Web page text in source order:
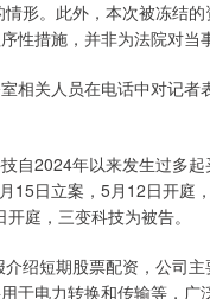
形。此外，本次被冻结
性措施，并非为法院对当
相关人员在电话中对记
自2024年以来发生过多
15日立案，5月12日开庭
庭，三变科技为被告。
绍短期股票配资，公司
于电力转换和传输等，